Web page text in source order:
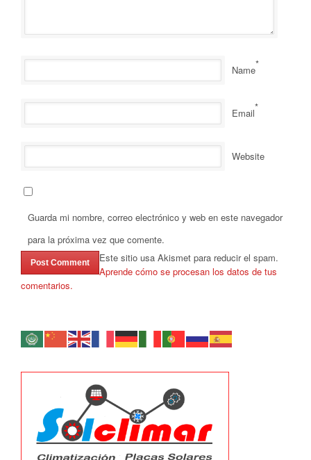
Name*
Email*
Website
Guarda mi nombre, correo electrónico y web en este navegador
para la próxima vez que comente.
Este sitio usa Akismet para reducir el spam.
Aprende cómo se procesan los datos de tus
comentarios.